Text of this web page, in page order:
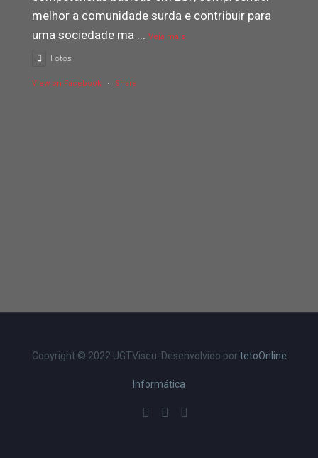
melhor a comunidade surda e contribuir para
uma sociedade ma ... Veja mais
Fotos
View on Facebook · Share
Copyright © 2022 UGTViseu. Desenvolvido por tetoOnline
Informática